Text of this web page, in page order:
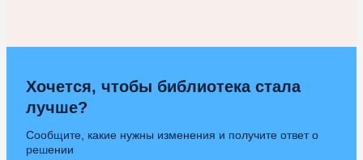
Хочется, чтобы библиотека стала
лучше?
Сообщите, какие нужны изменения и получите ответ о
решении